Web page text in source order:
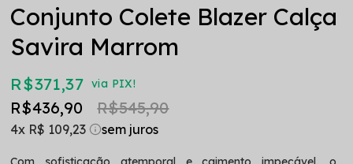
Conjunto Colete Blazer Calça
Savira Marrom
R$ 371,37 via PIX!
R$ 545,90
R$ 436,90
4x R$ 109,23